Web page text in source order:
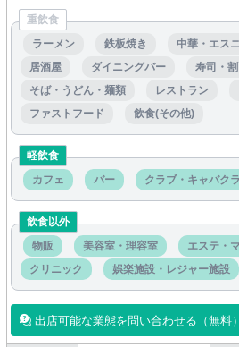
重飲食
ラーメン
鉄板焼き 中華・エス
居酒屋
ダイニングバー
寿司・
そば・うどん・麺類
レストラン
ファストフード
飲食(その他)
軽飲食
カフェ
バー クラブ・キャバクラ
飲食以外
物販
美容室・理容室
エステ・
クリニック
娯楽施設・レジャー施設
出店可能な業態を問い合わせる（無料）